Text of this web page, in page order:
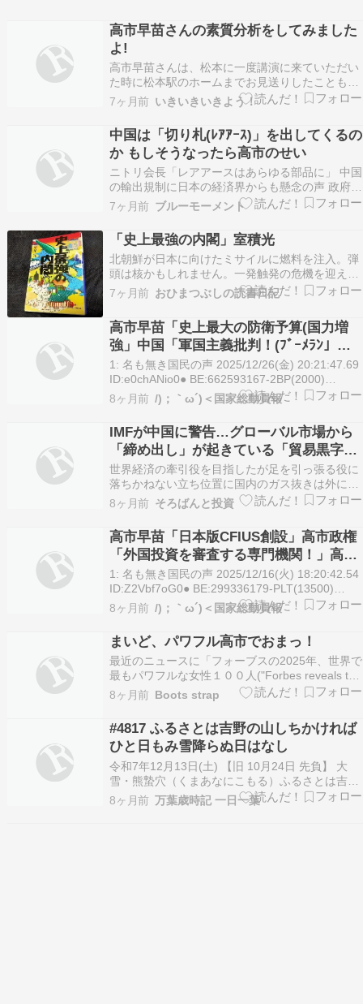
高市早苗さんの素質分析をしてみました
よ!
高市早苗さんは、松本に一度講演に来ていただい
た時に松本駅のホームまでお見送りしたこともあ
り、そのカリスマ的な雰囲気から将来総理大臣に
なれる人材かと思っていました。お話しした感じ
では、頭の回転がよく、ひらめきもあり、親分肌
でもあるかなと思いました。生年月日 1961年3月
7日（64…
7ヶ月前 いきいきいきよう！
中国は「切り札(ﾚｱｱｰｽ)」を出してくるの
か もしそうなったら高市のせい
ニトリ会長「レアアースはあらゆる部品に」 中国
の輸出規制に日本の経済界からも懸念の声 政府に
は「早く手を打ってほしい」 newsdig.tbs.co.jp
www.jiji.com ＞商務省は６日付で対日輸出規制を
強化。日本の軍事関連利用者向けに加え、日本の
軍事力向上につながる軍…
7ヶ月前 ブルーモーメント
「史上最強の内閣」室積光
北朝鮮が日本に向けたミサイルに燃料を注入。弾
頭は核かもしれません。一発触発の危機を迎えた
現内閣は手に負えず、「影の内閣」にバトンタッ
チすることになりました。京都の公家出身の二条
友麿首相率いる新内閣はどのような手腕でこの危
機を乗り越えるのか・・・・。十五年前の作品で
すが、現在の状…
7ヶ月前 おひまつぶしの読書日記
高市早苗「史上最大の防衛予算(国力増
強」中国「軍国主義批判！(ﾌﾞｰﾒﾗﾝ」中
国外務省「防衛費増やすな！」中国軍
「空母9隻体制！」カンボジア軍「中国
兵器爆発」→
1: 名も無き国民の声 2025/12/26(金) 20:21:47.69
ID:e0chANio0● BE:662593167-2BP(2000)
https://hayabusa3.2ch.sc/test/read.cgi/news/
01: 名も無き国…
8ヶ月前 /)；｀ω´)＜国家総動員報
IMFが中国に警告…グローバル市場から
「締め出し」が起きている「貿易黒字1
兆ドルが物語る苦境」
世界経済の牽引役を目指したが足を引っ張る役に
落ちかねない立ち位置に国内のガス抜きは外に向
ける事がない事を願いたいIMFが中国に警告…グ
ローバル市場から「締め出し」が起きている「貿
易黒字1兆ドルが物語る苦境」中国経済がもはや
逃れられない3つの重力（みんかぶマガジン） -
Yaho…
8ヶ月前 そろばんと投資
高市早苗「日本版CFIUS創設」高市政権
「外国投資を審査する専門機関！」高市
早苗「日本列島を強く豊かに」自民党新
ポスター「過去10年で最も多い印刷枚数
(快挙」→
1: 名も無き国民の声 2025/12/16(火) 18:20:42.54
ID:Z2Vbf7oG0● BE:299336179-PLT(13500)
https://hayabusa3.2ch.sc/test/read.cgi/news/
01: 名も無き…
8ヶ月前 /)；｀ω´)＜国家総動員報
まいど、パワフル高市でおまっ！
最近のニュースに「フォーブスの2025年、世界で
最もパワフルな女性１００人("Forbes reveals the
100 most powerful women for 2025") で高市早苗
首相が第３位に選出された」という記事。「4兆
ドル（GDP）規模の国家を率いる史上初…
8ヶ月前 Boots strap
#4817 ふるさとは吉野の山しちかければ
ひと日もみ雪降らぬ日はなし
令和7年12月13日(土) 【旧 10月24日 先負】 大
雪・熊蟄穴（くまあなにこもる）ふるさとは吉野
の山しちかければひと日もみ雪降らぬ日はなし ～
詠み人しらず 『古今和歌集』 巻6-0321 冬歌私の
8ヶ月前 万葉歳時記 一日一葉